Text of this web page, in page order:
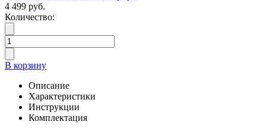
4 499 руб.
Количество:
В корзину
Описание
Характеристики
Инструкции
Комплектация